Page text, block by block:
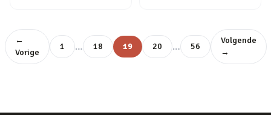
←
Vorige
1 … 18 19 20 … 56
Volgende
→